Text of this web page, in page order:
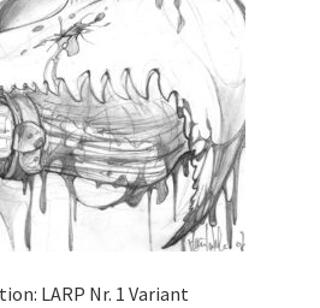
LARP Nr. 1 Variant